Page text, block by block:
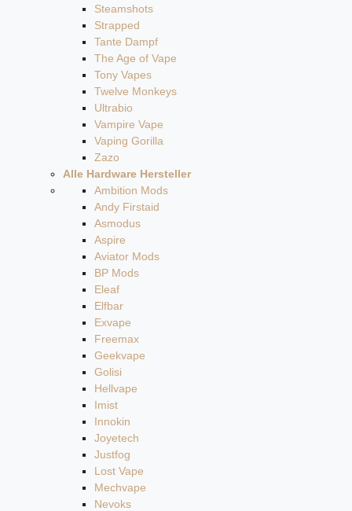
Steamshots
Strapped
Tante Dampf
The Age of Vape
Tony Vapes
Twelve Monkeys
Ultrabio
Vampire Vape
Vaping Gorilla
Zazo
Alle Hardware Hersteller
Ambition Mods
Andy Firstaid
Asmodus
Aspire
Aviator Mods
BP Mods
Eleaf
Elfbar
Exvape
Freemax
Geekvape
Golisi
Hellvape
Imist
Innokin
Joyetech
Justfog
Lost Vape
Mechvape
Nevoks